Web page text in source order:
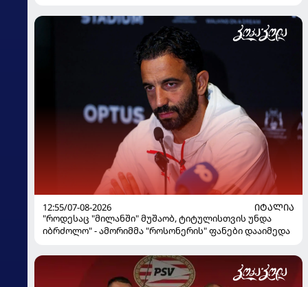
12:55/07-08-2026
ᲘᲢᲐᲚᲘᲐ
"როდესაც "მილანში" მუშაობ, ტიტულისთვის უნდა
იბრძოლო" - ამორიმმა "როსონერის" ფანები დააიმედა